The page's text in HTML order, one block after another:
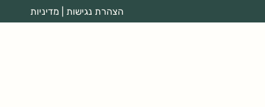
הצהרת נגישות
מדיניות
פרטיות